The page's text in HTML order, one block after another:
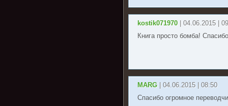
kostik071970 | 04.06.2015 |
Книга просто бомба!
MARG | 04.06.2015 | 08:50
Спасибо огромное